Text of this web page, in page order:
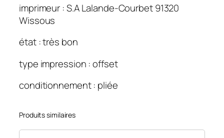
r
e
L
)
.
0
×
imprimeur : S.A Lalande-Courbet 91320
Wissous
état : très bon
type impression : offset
conditionnement : pliée
Produits similaires